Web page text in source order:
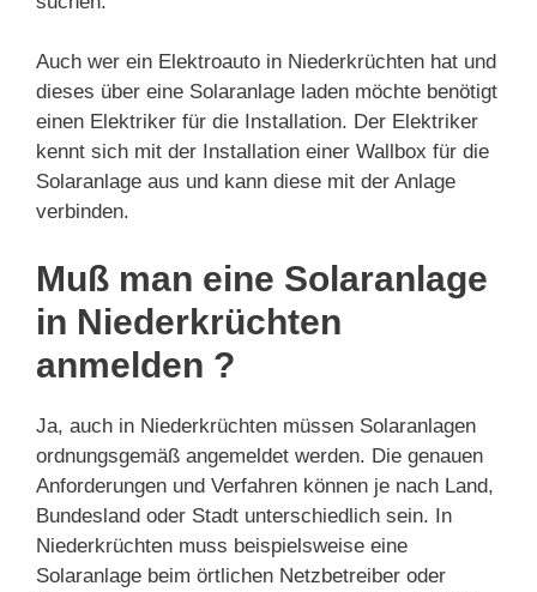
Auch wer ein Elektroauto in Niederkrüchten hat und
dieses über eine Solaranlage laden möchte benötigt
einen Elektriker für die Installation. Der Elektriker
kennt sich mit der Installation einer Wallbox für die
Solaranlage aus und kann diese mit der Anlage
verbinden.
Muß man eine Solaranlage
in Niederkrüchten
anmelden ?
Ja, auch in Niederkrüchten müssen Solaranlagen
ordnungsgemäß angemeldet werden. Die genauen
Anforderungen und Verfahren können je nach Land,
Bundesland oder Stadt unterschiedlich sein. In
Niederkrüchten muss beispielsweise eine
Solaranlage beim örtlichen Netzbetreiber oder